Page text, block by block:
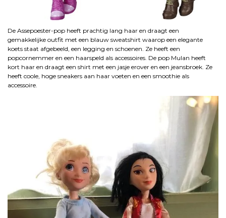
De Assepoester-pop heeft prachtig lang haar en draagt een
gemakkelijke outfit met een blauw sweatshirt waarop een elegante
koets staat afgebeeld, een legging en schoenen. Ze heeft een
popcornemmer en een haarspeld als accessoires. De pop Mulan heeft
kort haar en draagt een shirt met een jasje erover en een jeansbroek. Ze
heeft coole, hoge sneakers aan haar voeten en een smoothie als
accessoire.